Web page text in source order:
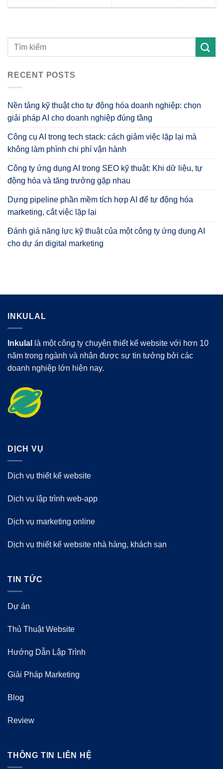
RECENT POSTS
Nền tảng kỹ thuật cho tự động hóa doanh nghiệp: chọn
giải pháp AI cho doanh nghiệp đúng tầng
Công cụ AI trong tech stack: cách giảm việc lặp lại mà
không làm phình chi phí vận hành
Công ty ứng dụng AI trong SEO kỹ thuật: Khi dữ liệu, tự
động hóa và tăng trưởng gặp nhau
Dựng pipeline phần mềm tích hợp AI để tự động hóa
marketing, cắt việc lặp lại
Đánh giá năng lực kỹ thuật của một công ty ứng dụng AI
cho dự án digital marketing
INKULAL
Inkulal
là một công ty chuyên thiết kế website với hơn 10
năm trong ngành và nhận được sự tin tưởng bởi các
doanh nghiệp lớn hiện nay.
DỊCH VỤ
Dịch vụ thiết kế website
Dịch vụ lập trình web-app
Dịch vụ marketing online
Dịch vụ thiết kế website nhà hàng, khách sạn
TIN TỨC
Dự án
Thủ Thuật Website
Hướng Dẫn Lập Trình
Giải Pháp Marketing
Blog
Review
THÔNG TIN LIÊN HỆ